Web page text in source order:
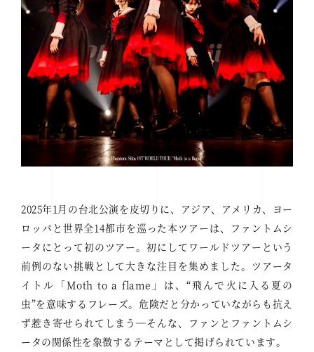
2025年1月の台北公演を皮切りに、アジア、アメリカ、ヨー
ロッパと世界全14都市を巡った本ツアーは、ファントムシ
ータにとって初のツアー。初にしてワールドツアーという
前例のない挑戦として大きな注目を集めました。ツアータ
イトル「Moth to a flame」は、“飛んで火に入る夏の
虫”を意味するフレーズ。危険だと分かっていながらも抗え
ず惹き寄せられてしまう―そんな、ファンとファントムシ
ータの関係性を象徴するテーマとして掲げられています。